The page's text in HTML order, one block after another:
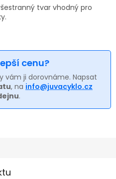
tvar vhodný pro
cenu?
vám ji dorovnáme. Napsat
, na info@juvacyklo.cz
.